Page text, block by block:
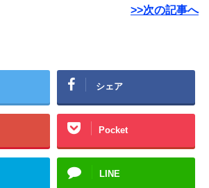
>>次の記事へ
シェア
Pocket
LINE